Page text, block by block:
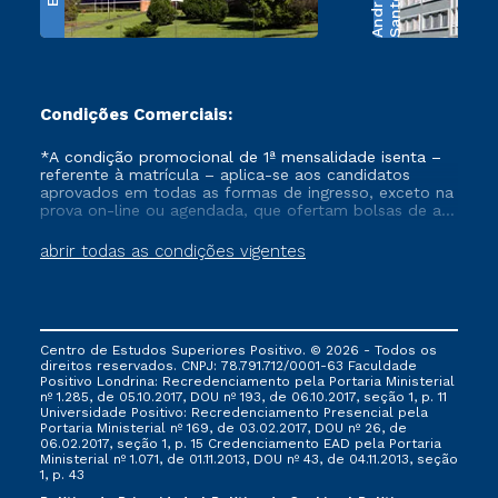
S
a
n
t
o
s
A
n
d
r
a
d
Condições Comerciais:
abrir todas as condições vigentes
*A condição promocional de 1ª mensalidade isenta –
referente à matrícula – aplica-se aos candidatos
aprovados em todas as formas de ingresso, exceto na
prova on-line ou agendada, que ofertam bolsas de até
vigente, que ainda não tenham efetivado e/ou não
tenham cancelado ou trancado sua matrícula em uma
via FIES, Prouni e outros programas governamentais, e
não se acumula com nenhuma outra campanha
ofertada pela Instituição.
Centro de Estudos Superiores Positivo. © 2026 - Todos os
direitos reservados. CNPJ: 78.791.712/0001-63 Faculdade
Positivo Londrina: Recredenciamento pela Portaria Ministerial
nº 1.285, de 05.10.2017, DOU nº 193, de 06.10.2017, seção 1, p. 11
Universidade Positivo: Recredenciamento Presencial ​pela
Portaria Ministerial nº 169, de 03.02.2017, DOU nº 26, de
06.02.2017, seção 1, p. 15 Credenciamento EAD pela Portaria
Ministerial nº 1.071, de 01.11.2013, DOU nº 43, de 04.11.2013, seção
1, p. 43